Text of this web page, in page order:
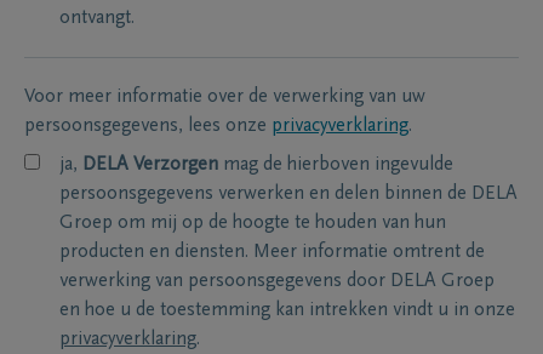
ontvangt.
Voor meer informatie over de verwerking van uw
persoonsgegevens, lees onze privacyverklaring.
ja, DELA Verzorgen mag de hierboven ingevulde
persoonsgegevens verwerken en delen binnen de DELA
Groep om mij op de hoogte te houden van hun
producten en diensten. Meer informatie omtrent de
verwerking van persoonsgegevens door DELA Groep
en hoe u de toestemming kan intrekken vindt u in onze
privacyverklaring.